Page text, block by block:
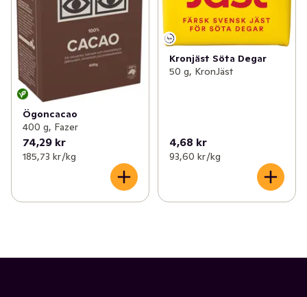
Ögoncacao
400 g, Fazer
74,29 kr
185,73 kr /kg
Kronjäst Söta Degar
50 g, KronJäst
4,68 kr
93,60 kr /kg